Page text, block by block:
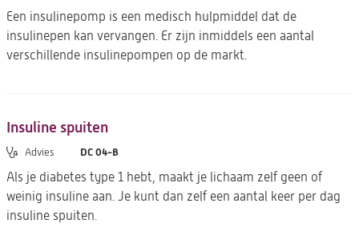
Een insulinepomp is een medisch hulpmiddel dat de
insulinepen kan vervangen. Er zijn inmiddels een aantal
verschillende insulinepompen op de markt.
Insuline spuiten
Advies DC 04-B
Als je diabetes type 1 hebt, maakt je lichaam zelf geen of
weinig insuline aan. Je kunt dan zelf een aantal keer per dag
insuline spuiten.